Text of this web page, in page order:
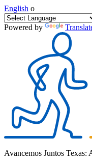
English o
Powered by
Avancemos Juntos Texas: